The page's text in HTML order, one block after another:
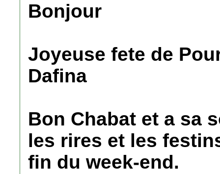
Bonjour
Joyeuse fete de
Dafina
Bon Chabat et a sa
les rires et les
fin du week-end.